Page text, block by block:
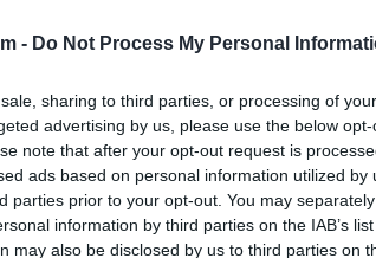
- Do Not Process My Personal
sharing to third parties, or processing of
advertising by us, please use the below
note that after your opt-out request is
ads based on personal information utilized by
parties prior to your opt-out. You may
information by third parties on the IAB’s
may also be disclosed by us to third parties on